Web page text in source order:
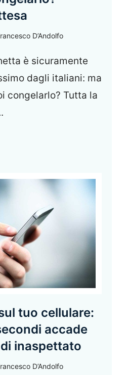
D’Andolfo
è sicuramente
dagli italiani: ma
congelarlo? Tutta la
tuo cellulare:
accade
inaspettato
D’Andolfo